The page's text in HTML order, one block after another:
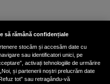
Alberto Guță și
după ce au plecat din
Balaban: „Noi
o casă cu două-trei
să rămână confidențiale
stocăm și accesăm date cu
sau identificatori unici, pe
activați tehnologiile de urmărire
și partenerii noștri prelucrăm date
tot” sau retragându-vă